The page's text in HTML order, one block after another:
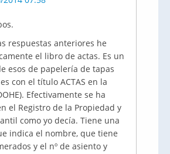
respuestas anteriores he
el libro de actas. Es un
esos de papelería de tapas
con el título ACTAS en la
Efectivamente se ha
el Registro de la Propiedad y
como yo decía. Tiene una
indica el nombre, que tiene
y el nº de asiento y